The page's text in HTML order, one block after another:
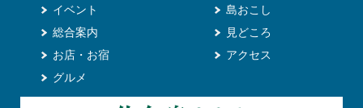
イベント
総合案内
お店・お宿
グルメ
島おこし
見どころ
アクセス